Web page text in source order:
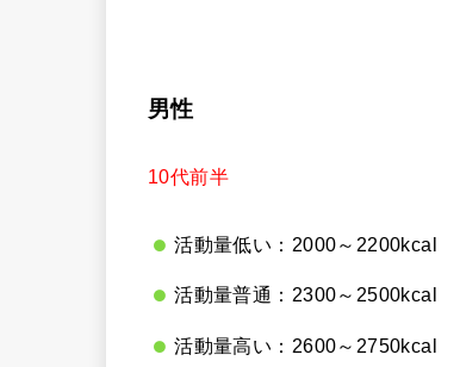
男性
10代前半
活動量低い：2000～2200kcal
活動量普通：2300～2500kcal
活動量高い：2600～2750kcal